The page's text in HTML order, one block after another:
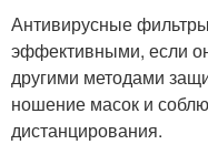
Антивирусные
эффективными, если
другими методами
ношение масок и
дистанцирования.